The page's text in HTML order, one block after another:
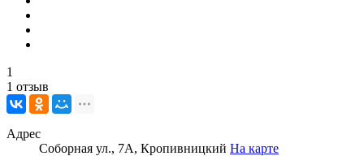
1
1 отзыв
Адрес
Соборная ул., 7А, Кропивницкий На карте